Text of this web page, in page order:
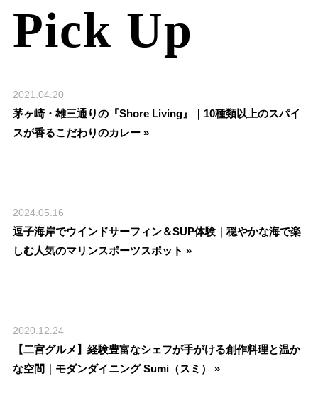
Pick Up
2021.04.20
茅ヶ崎・雄三通りの『Shore Living』｜10種類以上のスパイ
スが香るこだわりのカレー »
2024.05.16
逗子海岸でウインドサーフィン＆SUP体験｜穏やかな海で楽
しむ人気のマリンスポーツスポット »
2020.12.24
【二宮グルメ】経験豊富なシェフが手がける創作料理と温か
な空間｜モダンダイニング Sumi（スミ） »